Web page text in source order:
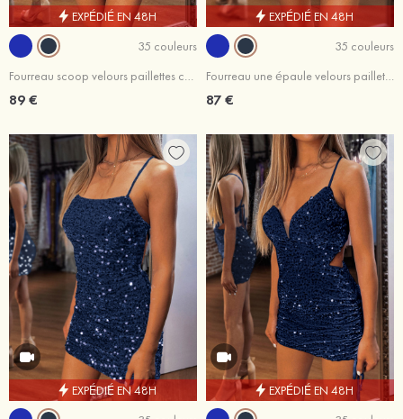
EXPÉDIÉ EN 48H
35 couleurs
Fourreau scoop velours paillettes courte/mini robe de fête de la rentrée
89 €
EXPÉDIÉ EN 48H
35 couleurs
Fourreau une épaule velours paillettes courte/mini robe de fête de la rentrée
87 €
EXPÉDIÉ EN 48H
EXPÉDIÉ EN 48H